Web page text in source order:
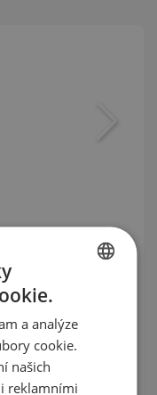
v Marquis
DUBAJ / SAE
BULGARIAN
ENGLISH
GERMAN
a analýze
cookie.
našich
reklamními